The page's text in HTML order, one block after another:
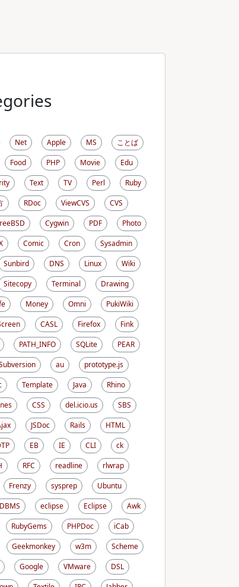
Net Apple MS
ことば
Food PHP Movie
Edu
Text TV Perl
Ruby
RDoc ViewCVS
CVS
Cygwin PDF
Photo
Comic Cron
Sysadmin
Sunbird DNS Linux
Wiki
Sitecopy Terminal
Drawing
Money Omni
PukiWiki
CASL Firefox
Fink
PATH_INFO SQLite
PEAR
au
prototype.js
Template Java
Rhino
CSS del.icio.us
SBS
JSDoc Rails
HTML
EB IE CLI
ck
RFC readline
rlwrap
Frenzy sysprep
Ubuntu
DBMS eclipse Eclipse
Awk
RubyGems PHPDoc
iCab
Geekmonkey w3m
Scheme
Google VMware
DSL